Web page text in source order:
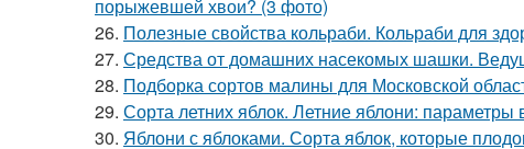
порыжевшей хвои? (3 фото)
26. Полезные свойства кольраби. Кольраби для
27. Средства от домашних насекомых шашки.
28. Подборка сортов малины для Московской
29. Сорта летних яблок. Летние яблони: параметры
30. Яблони с яблоками. Сорта яблок, которые